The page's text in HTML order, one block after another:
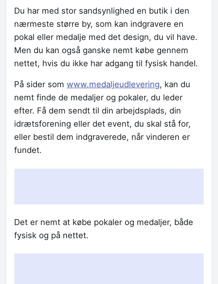
Du har med stor sandsynlighed en butik i den
nærmeste større by, som kan indgravere en
pokal eller medalje med det design, du vil have.
Men du kan også ganske nemt købe gennem
nettet, hvis du ikke har adgang til fysisk handel.
På sider som www.medaljeudlevering, kan du
nemt finde de medaljer og pokaler, du leder
efter. Få dem sendt til din arbejdsplads, din
idrætsforening eller det event, du skal stå for,
eller bestil dem indgraverede, når vinderen er
fundet.
Det er nemt at købe pokaler og medaljer, både
fysisk og på nettet.